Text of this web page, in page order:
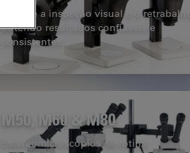
Otimize a inspeção visual e o retrabalho,
obtendo resultados confiáveis e
consistentes.
M50, M60 & M80
Estereomicroscópios de rotina